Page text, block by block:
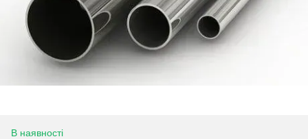
В наявності